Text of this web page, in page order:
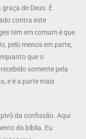
de Deus. É
contra este
tem em comum é que
pelo menos em parte,
que o
somente pela
e é a parte mais
da confissão. Aqui
da bíblia. Eu